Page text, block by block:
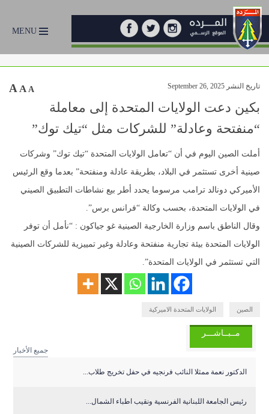
MENU
تاريخ النشر September 26, 2025 A A A
بكين دعت الولايات المتحدة إلى معاملة
“منفتحة وعادلة” للشركات مثل “تيك توك”
أملت الصين اليوم في أن “تعامل الولايات المتحدة “تيك توك” وشركات
صينية أخرى تستثمر في البلاد، بطريقة عادلة ومنفتحة” بعدما وقع الرئيس
الأميركي دونالد ترامب مرسوما يحدد أطر بيع نشاطات التطبيق الصيني
في الولايات المتحدة، بحسب وكالة “فرانس برس”.
وقال الناطق باسم وزارة الخارجية الصينية غو جياكون : “نأمل أن توفر
الولايات المتحدة بيئة تجارية منفتحة وعادلة وغير تمييزية للشركات الصينية
التي تستثمر في الولايات المتحدة”.
الصين الولايات المتحدة الاميركية
مــبــاشـــر
جميع الأخبار
الدكتور نعمة ممثلا النائب فرنجيه في حفل تخريج طلاب...
رئيس الجامعة اللبنانية الفرنسية ونقيب اطباء الشمال...